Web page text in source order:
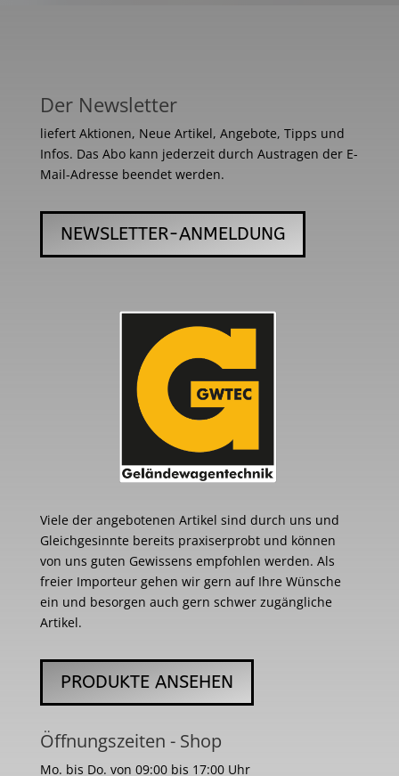
Der Newsletter
liefert Aktionen, Neue Artikel, Angebote, Tipps und
Infos. Das Abo kann jederzeit durch Austragen der E-
Mail-Adresse beendet werden.
NEWSLETTER-ANMELDUNG
Viele der angebotenen Artikel sind durch uns und
Gleichgesinnte bereits praxiserprobt und können
von uns guten Gewissens empfohlen werden. Als
freier Importeur gehen wir gern auf Ihre Wünsche
ein und besorgen auch gern schwer zugängliche
Artikel.
PRODUKTE ANSEHEN
Öffnungszeiten - Shop
Mo. bis Do. von 09:00 bis 17:00 Uhr